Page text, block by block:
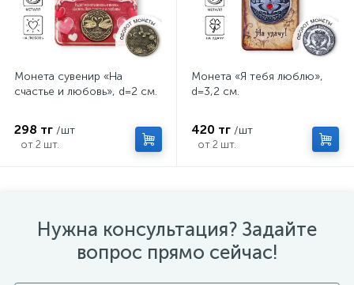
Монета сувенир «На
счастье и любовь», d=2 см.
298 тг /шт
от 2 шт.
Монета «Я тебя люблю»,
d=3,2 см.
420 тг /шт
от 2 шт.
Нужна консультация? Задайте
вопрос прямо сейчас!